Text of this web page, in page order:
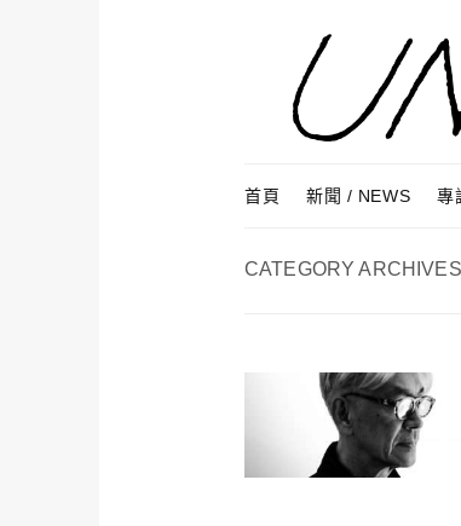
Menu
首頁
新聞 / NEWS 專
CATEGORY